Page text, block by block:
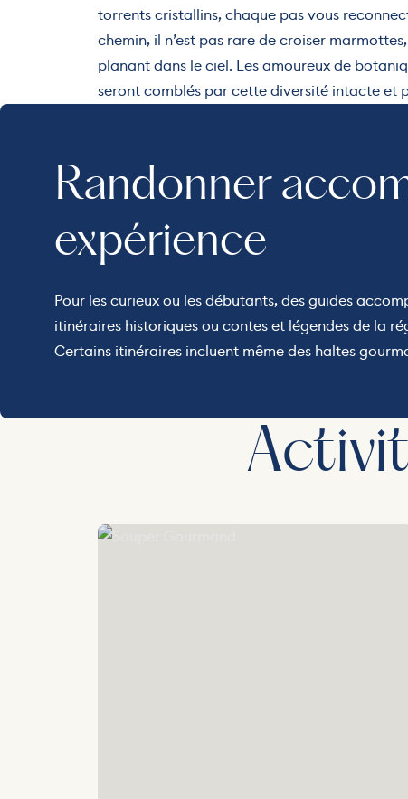
torrents cristallins, chaque pas vous
chemin, il n’est pas rare de croiser
planant dans le ciel. Les amoureux de
seront comblés par cette diversité intacte et
Randonner
expérience
Pour les curieux ou les débutants, des guides
itinéraires historiques ou contes et légendes de la
Certains itinéraires incluent même des haltes
Souper Gourmand